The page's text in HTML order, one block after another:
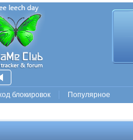
блокировок Популярное